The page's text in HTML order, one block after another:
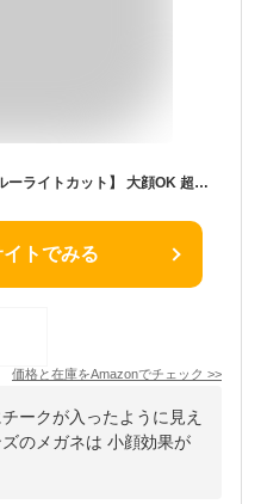
[COVANK] 大枠チークメガネ【ブルーライトカット】 大顔OK 超軽量で疲れない 女性用フレーム ナチュラルメイクを引き立てる オフィスワークに最適 近視用 茶色
トでみる
価格と在庫をAmazonでチェック >>
ークが入ったように見え
のメガネは 小顔効果が